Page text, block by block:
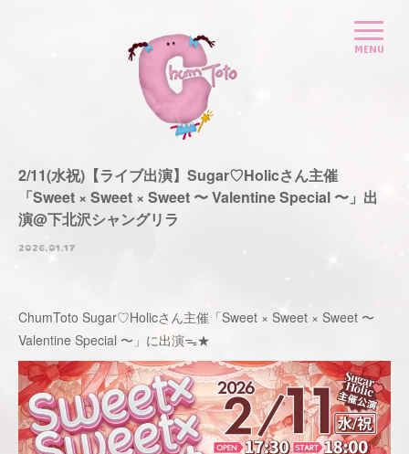
2/11(水祝)【ライブ出演】Sugar♡Holicさん主催
「Sweet × Sweet × Sweet 〜 Valentine Special 〜」出
演@下北沢シャングリラ
2026.01.17
ChumToto Sugar♡Holicさん主催「Sweet × Sweet × Sweet 〜
Valentine Special 〜」に出演ᯓ★